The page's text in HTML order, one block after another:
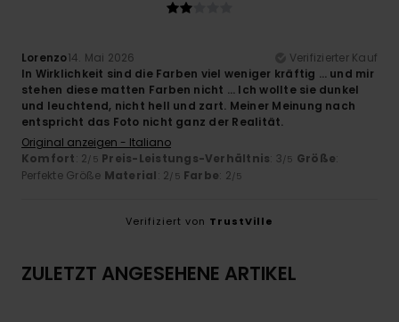
Lorenzo14. Mai 2026
Verifizierter Kauf
In Wirklichkeit sind die Farben viel weniger kräftig … und mir
stehen diese matten Farben nicht … Ich wollte sie dunkel
und leuchtend, nicht hell und zart. Meiner Meinung nach
entspricht das Foto nicht ganz der Realität.
Original anzeigen - Italiano
Komfort: 2/5 Preis-Leistungs-Verhältnis: 3/5 Größe:
Perfekte Größe Material: 2/5 Farbe: 2/5
Verifiziert von TrustVille
ZULETZT ANGESEHENE ARTIKEL